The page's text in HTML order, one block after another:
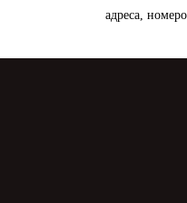
адреса,